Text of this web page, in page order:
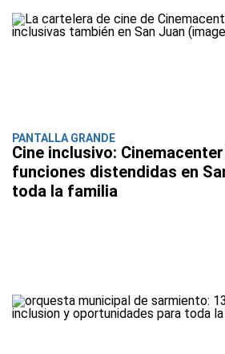
PANTALLA GRANDE
Cine inclusivo:
funciones distendidas en
toda la familia